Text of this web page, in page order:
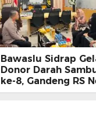
Bawaslu Sidrap
Donor Darah
ke-8, Gandeng RS
Mallomo dan